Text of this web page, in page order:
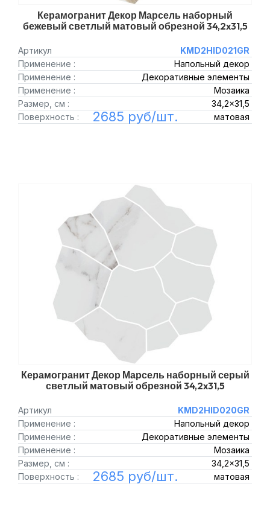
Керамогранит Декор Марсель наборный
бежевый светлый матовый обрезной 34,2x31,5
Артикул
KMD2HID021GR
Применение :
Напольный декор
Применение :
Декоративные элементы
Применение :
Мозаика
Размер, см :
34,2x31,5
Поверхность :
матовая
2685 руб/шт.
Керамогранит Декор Марсель наборный серый
светлый матовый обрезной 34,2x31,5
Артикул
KMD2HID020GR
Применение :
Напольный декор
Применение :
Декоративные элементы
Применение :
Мозаика
Размер, см :
34,2x31,5
Поверхность :
матовая
2685 руб/шт.